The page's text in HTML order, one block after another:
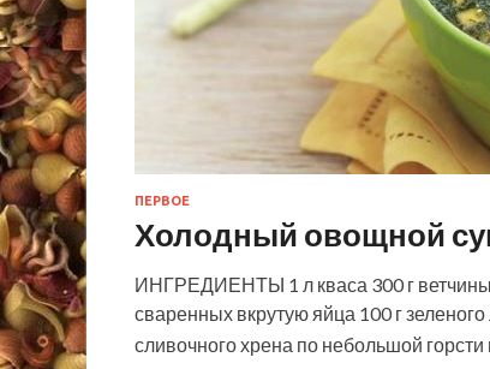
ПЕРВОЕ
Холодный овощной
ИНГРЕДИЕНТЫ 1 л кваса 300 г
сваренных вкрутую яйца 100 г
сливочного хрена по небольшой